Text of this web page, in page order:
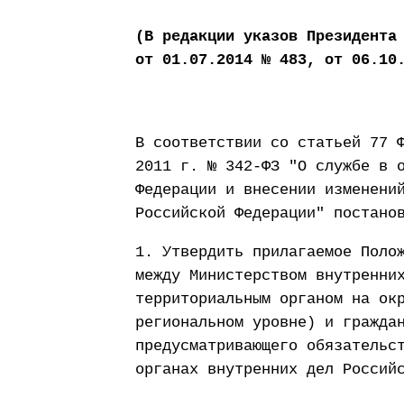
(В редакции указов Президента
от 01.07.2014 № 483, от
В соответствии со статьей 77
2011 г. № 342-ФЗ "О службе в
Федерации и внесении
Российской Федерации"
1. Утвердить прилагаемое
между Министерством
территориальным органом на
региональном уровне) и
предусматривающего
органах внутренних дел